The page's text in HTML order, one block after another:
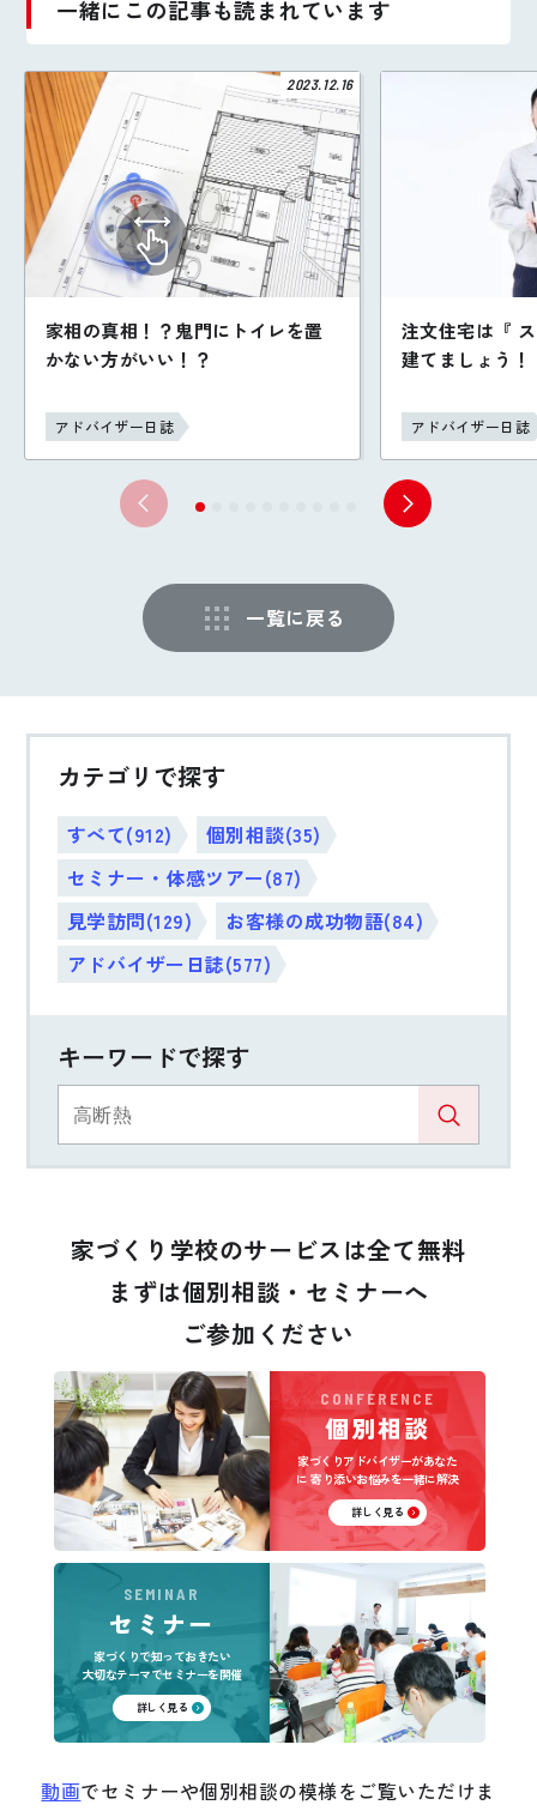
一緒にこの記事も読まれています
家相の真相！？鬼門にトイレを置
かない方がいい！？
2023.12.16
アドバイザー日誌
注文住宅は『
建てましょう！
アドバイザー日誌
一覧に戻る
カテゴリで探す
すべて(912)
個別相談(35)
セミナー・体感ツアー(87)
見学訪問(129)
お客様の成功物語(84)
アドバイザー日誌(577)
キーワードで探す
家づくり学校のサービスは全て無料
まずは個別相談・セミナーへ
ご参加ください
CONFERENCE
個別相談
家づくりアドバイザーがあなた
に寄り添いお悩みを一緒に解決
詳しく見る
SEMINAR
セミナー
家づくりで知っておきたい
大切なテーマでセミナーを開催
詳しく見る
動画でセミナーや個別相談の模様をご覧いただけま